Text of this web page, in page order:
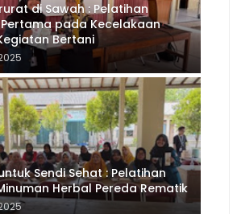
di Sawah : Pelatihan
pada Kecelakaan
Bertani
Sendi Sehat : Pelatihan
Herbal Pereda Rematik